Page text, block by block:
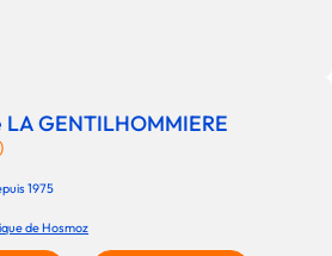
GENTILHOMMIERE
1975
de Hosmoz